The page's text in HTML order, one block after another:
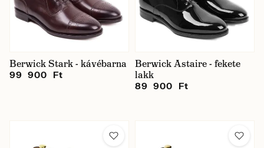
Berwick Stark - kávébarna
99 900 Ft
Berwick Astaire - fekete
lakk
89 900 Ft